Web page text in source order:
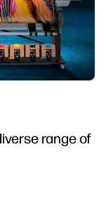
range of